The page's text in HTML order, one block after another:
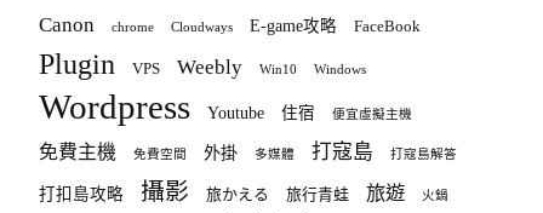
Canon chrome Cloudways E-game攻略 FaceBook
Plugin VPS Weebly Win10 Windows
Wordpress Youtube 住宿 便宜虛擬主機
免費主機 免費空間 外掛 多媒體 打寇島 打寇島解答
打扣島攻略 攝影 旅かえる 旅行青蛙 旅遊 火鍋